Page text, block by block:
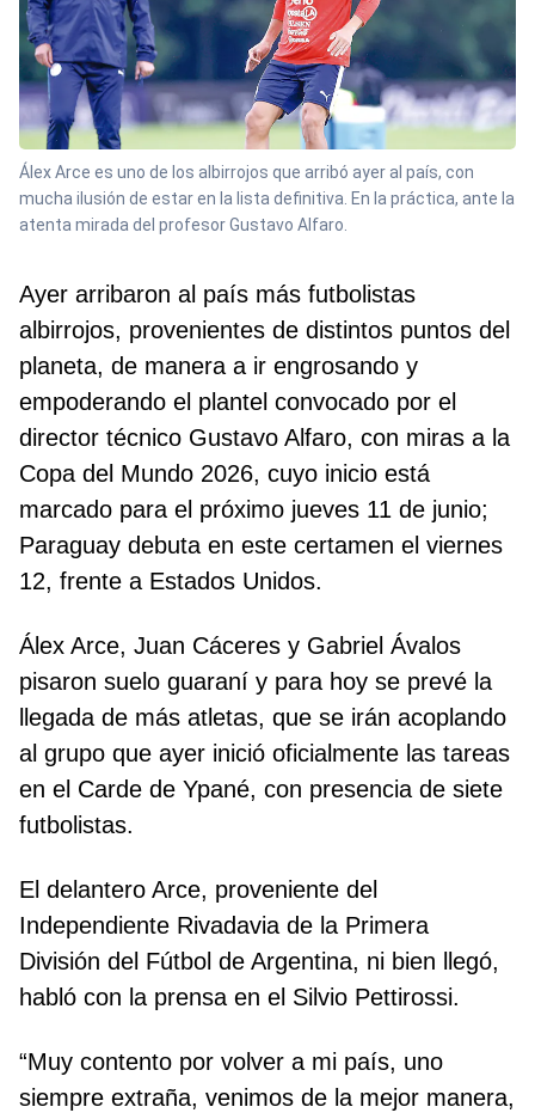
Álex Arce es uno de los albirrojos que arribó ayer al país, con
mucha ilusión de estar en la lista definitiva. En la práctica, ante la
atenta mirada del profesor Gustavo Alfaro.
Ayer arribaron al país más futbolistas
albirrojos, provenientes de distintos puntos del
planeta, de manera a ir engrosando y
empoderando el plantel convocado por el
director técnico Gustavo Alfaro, con miras a la
Copa del Mundo 2026, cuyo inicio está
marcado para el próximo jueves 11 de junio;
Paraguay debuta en este certamen el viernes
12, frente a Estados Unidos.
Álex Arce, Juan Cáceres y Gabriel Ávalos
pisaron suelo guaraní y para hoy se prevé la
llegada de más atletas, que se irán acoplando
al grupo que ayer inició oficialmente las tareas
en el Carde de Ypané, con presencia de siete
futbolistas.
El delantero Arce, proveniente del
Independiente Rivadavia de la Primera
División del Fútbol de Argentina, ni bien llegó,
habló con la prensa en el Silvio Pettirossi.
“Muy contento por volver a mi país, uno
siempre extraña, venimos de la mejor manera,